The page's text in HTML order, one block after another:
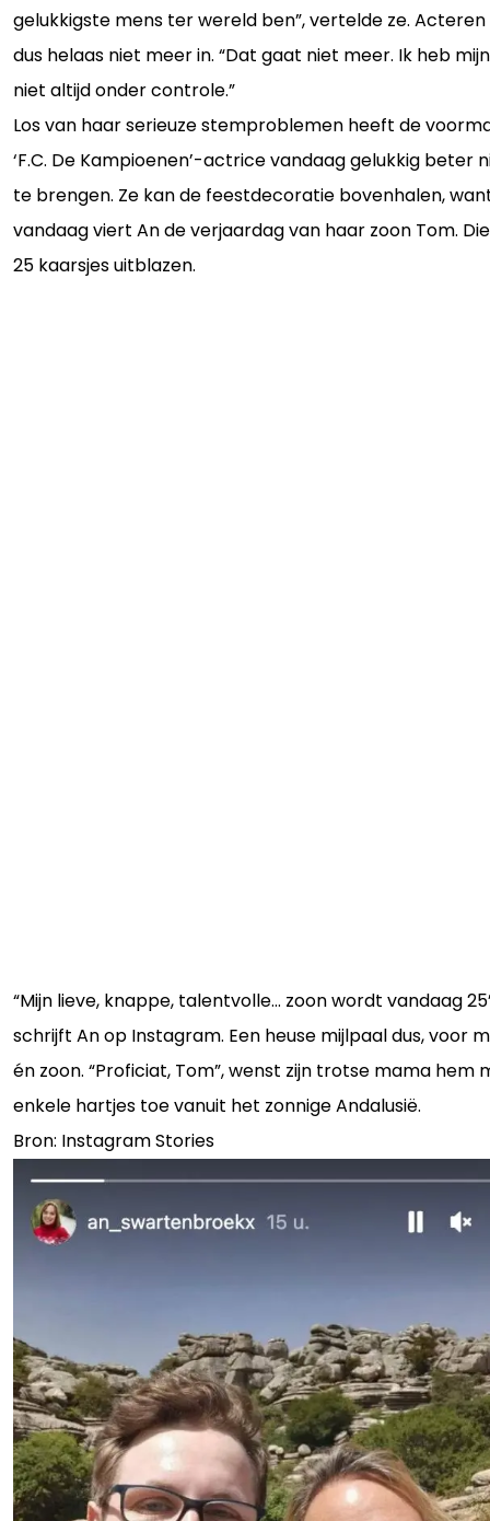
gelukkigste mens ter wereld ben”, vertelde ze.
dus helaas niet meer in. “Dat gaat niet meer. Ik heb
niet altijd onder controle.”
Los van haar serieuze stemproblemen heeft de
‘F.C. De Kampioenen’-actrice vandaag gelukkig beter
te brengen. Ze kan de feestdecoratie bovenhalen,
vandaag viert An de verjaardag van haar zoon Tom.
25 kaarsjes uitblazen.
“Mijn lieve, knappe, talentvolle… zoon wordt vandaag
schrijft An op Instagram. Een heuse mijlpaal dus, voor
én zoon. “Proficiat, Tom”, wenst zijn trotse mama hem
enkele hartjes toe vanuit het zonnige Andalusië.
Bron: Instagram Stories